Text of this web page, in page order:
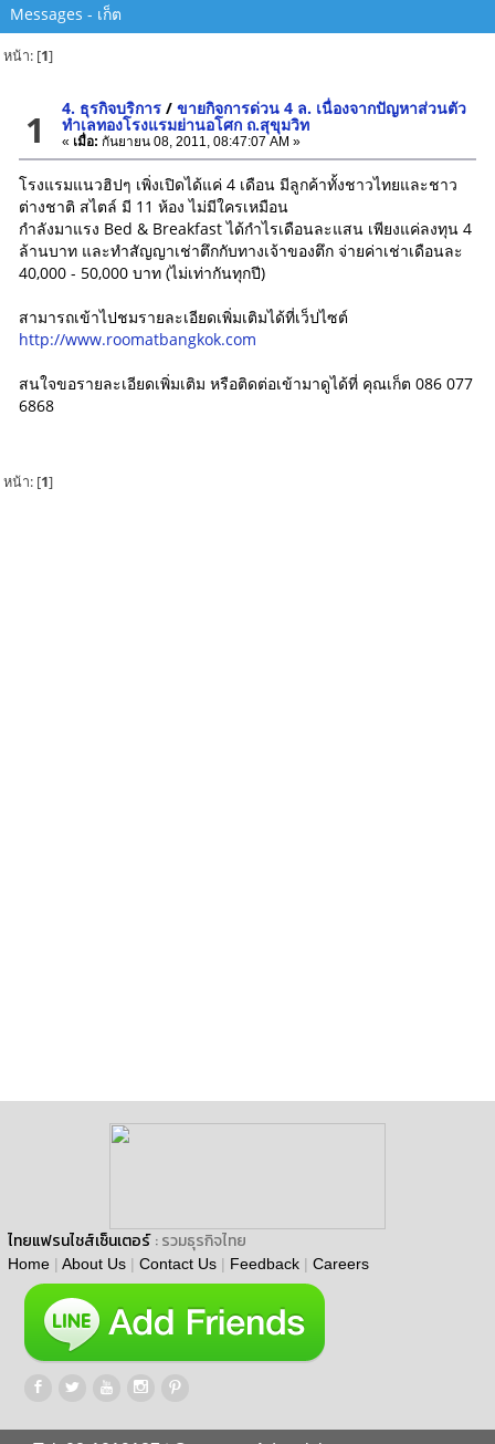
Messages - เก็ต
หน้า: [1]
1 4. ธุรกิจบริการ /ขายกิจการด่วน 4 ล. เนื่องจากปัญหาส่วนตัว
ทำเลทองโรงแรมย่านอโศก ถ.สุขุมวิท
« เมื่อ: กันยายน 08, 2011, 08:47:07 AM »
โรงแรมแนวฮิปๆ เพิ่งเปิดได้แค่ 4 เดือน มีลูกค้าทั้งชาวไทยและชาว
ต่างชาติ สไตล์ มี 11 ห้อง ไม่มีใครเหมือน
กำลังมาแรง Bed & Breakfast ได้กำไรเดือนละแสน เพียงแค่ลงทุน 4
ล้านบาท และทำสัญญาเช่าตึกกับทางเจ้าของตึก จ่ายค่าเช่าเดือนละ
40,000 - 50,000 บาท (ไม่เท่ากันทุกปี)
สามารถเข้าไปชมรายละเอียดเพิ่มเติมได้ที่เว็ปไซต์
http://www.roomatbangkok.com
สนใจขอรายละเอียดเพิ่มเติม หรือติดต่อเข้ามาดูได้ที่ คุณเก็ต 086 077
6868
หน้า: [1]
ไทยแฟรนไชส์เซ็นเตอร์ : รวมธุรกิจไทย
Home | About Us | Contact Us | Feedback | Careers